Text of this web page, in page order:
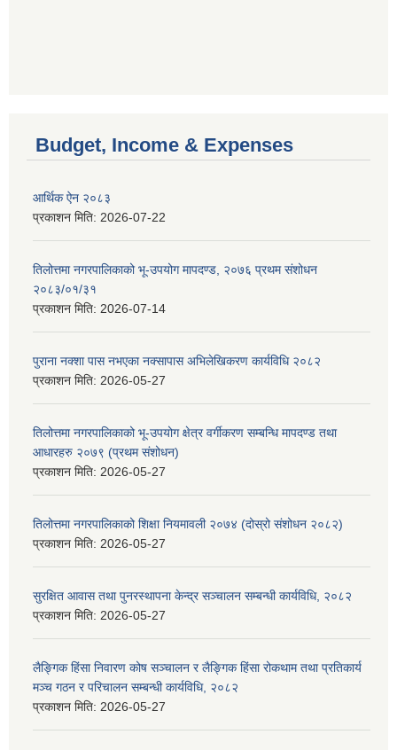
Budget, Income & Expenses
आर्थिक ऐन २०८३
प्रकाशन मिति: 2026-07-22
तिलोत्तमा नगरपालिकाको भू-उपयोग मापदण्ड, २०७६ प्रथम संशोधन
२०८३/०१/३१
प्रकाशन मिति: 2026-07-14
पुराना नक्शा पास नभएका नक्सापास अभिलेखिकरण कार्यविधि २०८२
प्रकाशन मिति: 2026-05-27
तिलोत्तमा नगरपालिकाको भू-उपयोग क्षेत्र वर्गीकरण सम्बन्धि मापदण्ड तथा
आधारहरु २०७९ (प्रथम संशोधन)
प्रकाशन मिति: 2026-05-27
तिलोत्तमा नगरपालिकाको शिक्षा नियमावली २०७४ (दोस्रो संशोधन २०८२)
प्रकाशन मिति: 2026-05-27
सुरक्षित आवास तथा पुनरस्थापना केन्द्र सञ्चालन सम्बन्धी कार्यविधि, २०८२
प्रकाशन मिति: 2026-05-27
लैङ्गिक हिंसा निवारण कोष सञ्चालन र लैङ्गिक हिंसा रोकथाम तथा प्रतिकार्य
मञ्च गठन र परिचालन सम्बन्धी कार्यविधि, २०८२
प्रकाशन मिति: 2026-05-27